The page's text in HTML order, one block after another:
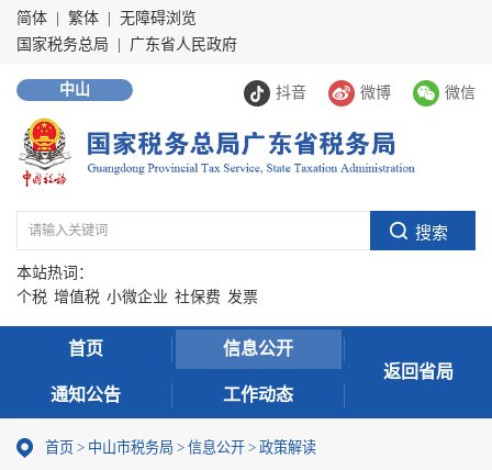
简体 繁体
无障碍浏览
国家税务总局
广东省人民政府
抖音 微博 微信
中山
本站热词：
个税 增值税 小微企业 社保费 发票
首页 信息公开
通知公告 工作动态
返回省局
首页 > 中山市税务局 > 信息公开 > 政策解读